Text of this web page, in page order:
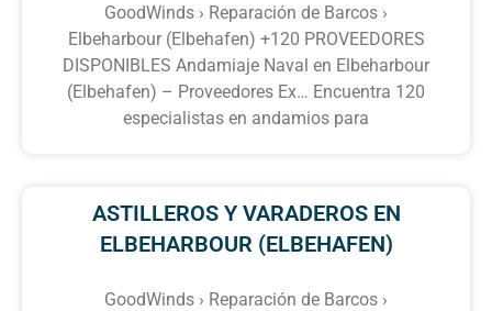
GoodWinds › Reparación de Barcos ›
Elbeharbour (Elbehafen) +120 PROVEEDORES
DISPONIBLES Andamiaje Naval en Elbeharbour
(Elbehafen) – Proveedores Ex… Encuentra 120
especialistas en andamios para
ASTILLEROS Y VARADEROS EN
ELBEHARBOUR (ELBEHAFEN)
GoodWinds › Reparación de Barcos ›